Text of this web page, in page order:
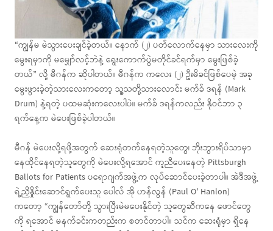
“ကျွန်မ မဲသွားပေးချင်ခဲ့တယ်။ နောက် (၂) ပတ်လောက်နေမှာ သားလေးကို
မွေးရမှာကို မမျှော်လင့်ဘဲနဲ့ ရွေးကောက်ပွဲမတိုင်ခင်ရက်မှာ မွေးဖြစ်ခဲ့
တယ်” လို့ မီဂန်က ဆိုပါတယ်။ မီဂန်က ကလေး (၂) ဦးမိခင်ဖြစ်ပေမဲ့ အခု
မွေးဖွားခဲ့တဲ့သားလေးကတော့ သူ့သတို့သားလောင်း မက်ခ် ဒရန် (Mark
Drum) နဲ့ရတဲ့ ပထမဆုံးကလေးပါပဲ။ မက်ခ် ဒရန်ကလည်း နိုဝင်ဘာ ၃
ရက်နေ့က မဲပေးဖြစ်ခဲ့ပါတယ်။
မီဂန် မဲပေးလို့ရဖို့အတွက် ဆေးရုံတက်နေရတဲ့သူတွေ၊ ဘိုးဘွားရိပ်သာမှာ
နေထိုင်နေရတဲ့သူတွေကို မဲပေးလို့ရအောင် ကူညီပေးနေတဲ့ Pittsburgh
Ballots for Patients ပရောဂျက်အဖွဲ့က လုပ်ဆောင်ပေးခဲ့တာပါ။ အဲဒီအဖွဲ့
ရဲ့ညှိနှိုင်းဆောင်ရွက်ပေးသူ ပေါလ် အို ဟန်လွန် (Paul O’ Hanlon)
ကတော့ “ကျွန်တော်တို့ သွားပြီးမဲမပေးနိုင်တဲ့ သူတွေဆီကနေ ဖောင်တွေ
ကို ရအောင် မနက်ခင်းကတည်းက စတင်တာပါ။ သင်က ဆေးရုံမှာ ရှိနေ